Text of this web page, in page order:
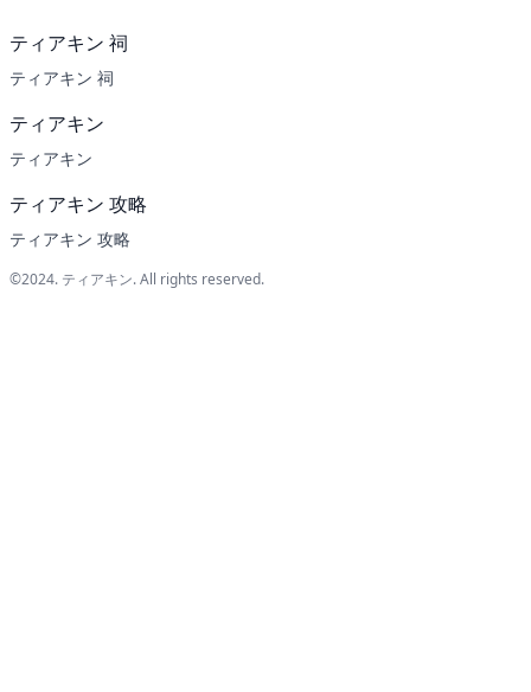
ティアキン 祠
ティアキン 祠
ティアキン
ティアキン
ティアキン 攻略
ティアキン 攻略
©2024. ティアキン. All rights reserved.